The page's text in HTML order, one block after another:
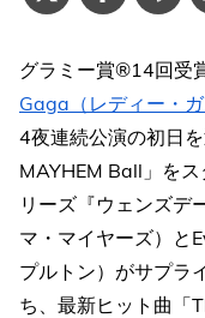
グラミー賞®14回受
Gaga（レディー・ガ
4夜連続公演の初日
MAYHEM Ball」を
リーズ『ウェンズデ
マ・マイヤーズ）と
プルトン）がサプラ
ち、最新ヒット曲「